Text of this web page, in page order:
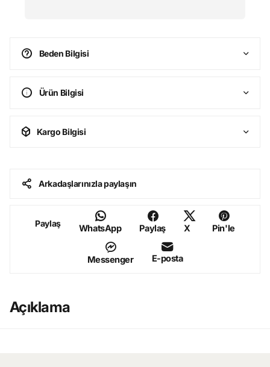
Beden Bilgisi
Ürün Bilgisi
Kargo Bilgisi
Arkadaşlarınızla paylaşın
Paylaş WhatsApp Paylaş X Pin'le
Messenger E-posta
Açıklama